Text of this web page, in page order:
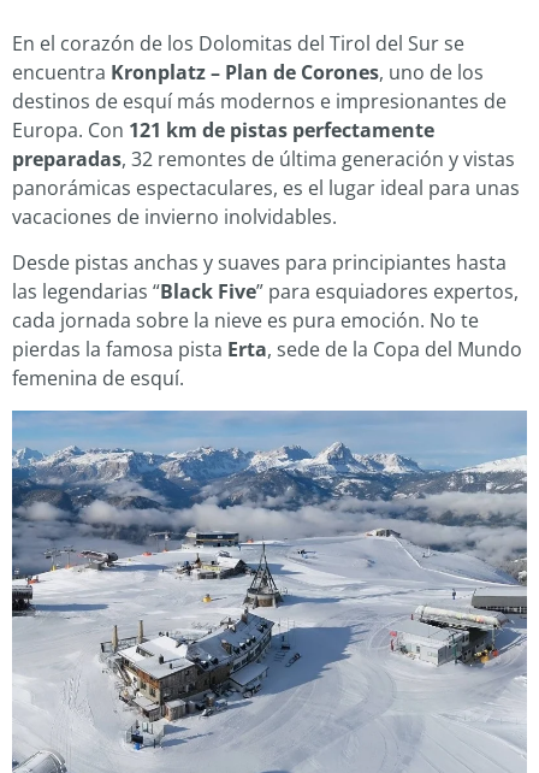
En el corazón de los Dolomitas del Tirol del Sur se
encuentra Kronplatz – Plan de Corones, uno de los
destinos de esquí más modernos e impresionantes de
Europa. Con 121 km de pistas perfectamente
preparadas, 32 remontes de última generación y vistas
panorámicas espectaculares, es el lugar ideal para unas
vacaciones de invierno inolvidables.
Desde pistas anchas y suaves para principiantes hasta
las legendarias “Black Five” para esquiadores expertos,
cada jornada sobre la nieve es pura emoción. No te
pierdas la famosa pista Erta, sede de la Copa del Mundo
femenina de esquí.